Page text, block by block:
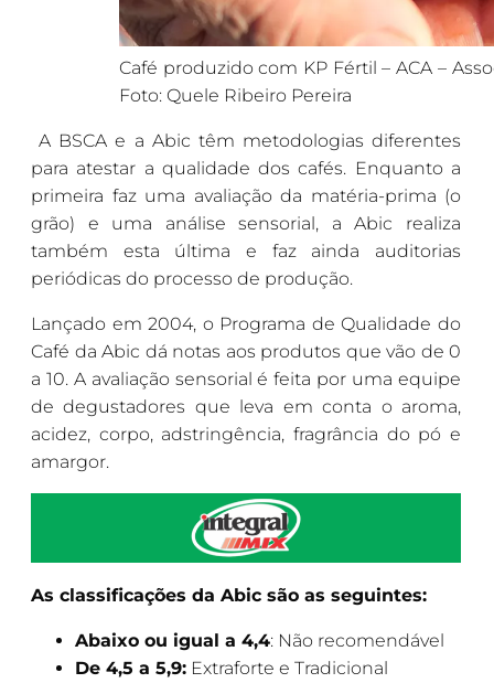
Café produzido com KP Fértil – ACA –
Foto: Quele Ribeiro Pereira
A BSCA e a Abic têm metodologias diferentes
para atestar a qualidade dos cafés. Enquanto a
primeira faz uma avaliação da matéria-prima (o
grão) e uma análise sensorial, a Abic realiza
também esta última e faz ainda auditorias
periódicas do processo de produção.
Lançado em 2004, o Programa de Qualidade do
Café da Abic dá notas aos produtos que vão de 0
a 10. A avaliação sensorial é feita por uma equipe
de degustadores que leva em conta o aroma,
acidez, corpo, adstringência, fragrância do pó e
amargor.
As classificações da Abic são as seguintes:
Abaixo ou igual a 4,4: Não recomendável
De 4,5 a 5,9: Extraforte e Tradicional